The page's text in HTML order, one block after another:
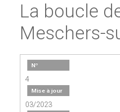
La boucle
Meschers-
Nº
4
Mise à jour
03/2023